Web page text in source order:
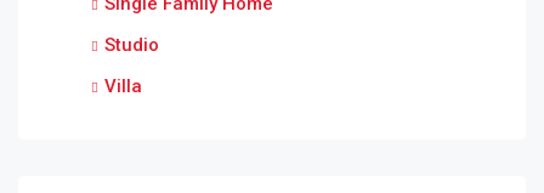
Studio
Villa